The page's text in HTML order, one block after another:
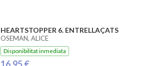
HEARTSTOPPER 6. ENTRELLAÇATS
OSEMAN, ALICE
Disponibilitat inmediata
16,95 €